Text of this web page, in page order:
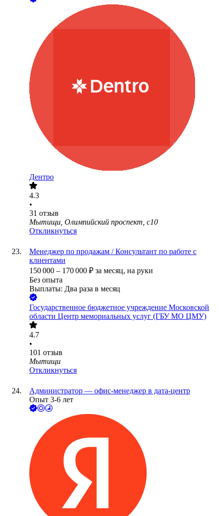
Дентро
4.3
•
31 отзыв
Мытищи, Олимпийский проспект, с10
Откликнуться
Менеджер по продажам / Консультант по работе с
клиентами
150 000 – 170 000 ₽ за месяц, на руки
Без опыта
Выплаты: Два раза в месяц
Государственное бюджетное учреждение Московской
области Центр мемориальных услуг (ГБУ МО ЦМУ)
4.7
•
101 отзыв
Мытищи
Откликнуться
Администратор — офис-менеджер в дата-центр
Опыт 3-6 лет